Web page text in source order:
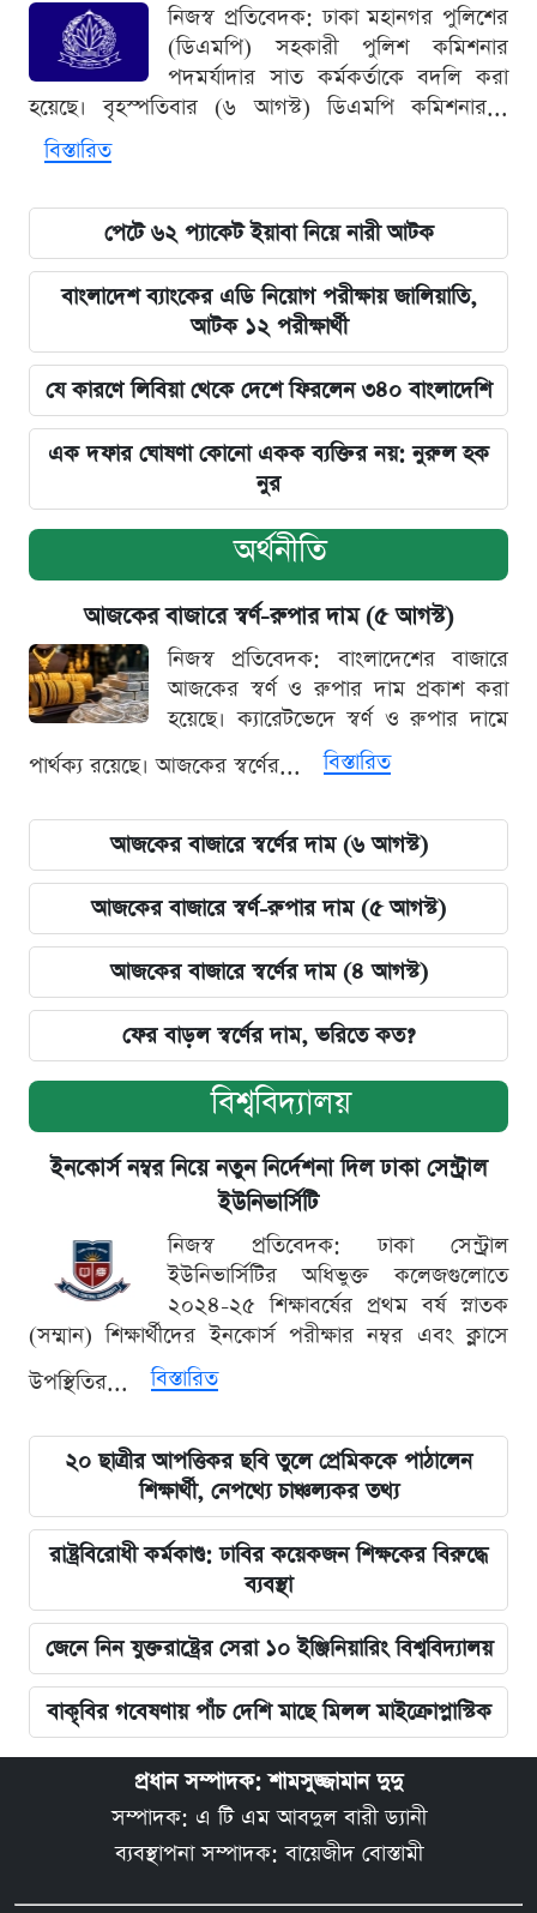
নিজস্ব প্রতিবেদক: ঢাকা মহানগর পুলিশের
(ডিএমপি) সহকারী পুলিশ কমিশনার
পদমর্যাদার সাত কর্মকর্তাকে বদলি করা
হয়েছে। বৃহস্পতিবার (৬ আগস্ট) ডিএমপি কমিশনার...
বিস্তারিত
পেটে ৬২ প্যাকেট ইয়াবা নিয়ে নারী আটক
বাংলাদেশ ব্যাংকের এডি নিয়োগ পরীক্ষায় জালিয়াতি,
আটক ১২ পরীক্ষার্থী
যে কারণে লিবিয়া থেকে দেশে ফিরলেন ৩৪০ বাংলাদেশি
এক দফার ঘোষণা কোনো একক ব্যক্তির নয়: নুরুল হক
নুর
অর্থনীতি
আজকের বাজারে স্বর্ণ-রুপার দাম (৫ আগস্ট)
নিজস্ব প্রতিবেদক: বাংলাদেশের বাজারে
আজকের স্বর্ণ ও রুপার দাম প্রকাশ করা
হয়েছে। ক্যারেটভেদে স্বর্ণ ও রুপার দামে
পার্থক্য রয়েছে। আজকের স্বর্ণের...
বিস্তারিত
আজকের বাজারে স্বর্ণের দাম (৬ আগস্ট)
আজকের বাজারে স্বর্ণ-রুপার দাম (৫ আগস্ট)
আজকের বাজারে স্বর্ণের দাম (৪ আগস্ট)
ফের বাড়ল স্বর্ণের দাম, ভরিতে কত?
বিশ্ববিদ্যালয়
ইনকোর্স নম্বর নিয়ে নতুন নির্দেশনা দিল ঢাকা সেন্ট্রাল
ইউনিভার্সিটি
নিজস্ব প্রতিবেদক: ঢাকা সেন্ট্রাল
ইউনিভার্সিটির অধিভুক্ত কলেজগুলোতে
২০২৪-২৫ শিক্ষাবর্ষের প্রথম বর্ষ স্নাতক
(সম্মান) শিক্ষার্থীদের ইনকোর্স পরীক্ষার নম্বর এবং ক্লাসে
উপস্থিতির...
বিস্তারিত
২০ ছাত্রীর আপত্তিকর ছবি তুলে প্রেমিককে পাঠালেন
শিক্ষার্থী, নেপথ্যে চাঞ্চল্যকর তথ্য
রাষ্ট্রবিরোধী কর্মকাণ্ড: ঢাবির কয়েকজন শিক্ষকের বিরুদ্ধে
ব্যবস্থা
জেনে নিন যুক্তরাষ্ট্রের সেরা ১০ ইঞ্জিনিয়ারিং বিশ্ববিদ্যালয়
বাকৃবির গবেষণায় পাঁচ দেশি মাছে মিলল মাইক্রোপ্লাস্টিক
প্রধান সম্পাদক: শামসুজ্জামান দুদু
সম্পাদক: এ টি এম আবদুল বারী ড্যানী
ব্যবস্থাপনা সম্পাদক: বায়েজীদ বোস্তামী